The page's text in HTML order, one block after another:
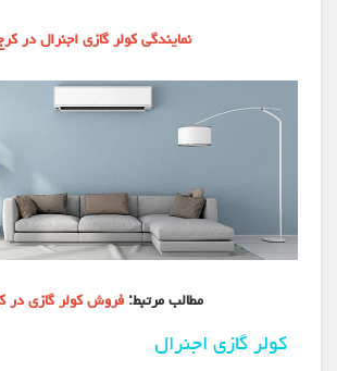
نمایندگی کولر گازی اجنرال در
مطالب مرتبط:فروش کولر گازی در
کولر گازی اجنرال